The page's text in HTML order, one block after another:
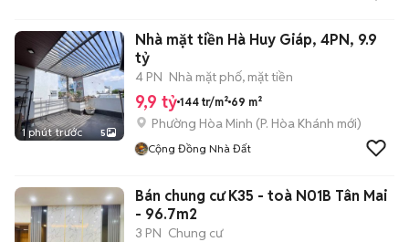
1 phút trước 5
Nhà mặt tiền Hà Huy Giáp, 4PN, 9.9
tỷ
4 PN Nhà mặt phố, mặt tiền
9,9 tỷ 144 tr/m² 69 m²
Phường Hòa Minh (P. Hòa Khánh mới)
Cộng Đồng Nhà Đất
Bán chung cư K35 - toà N01B Tân Mai
- 96.7m2
3 PN Chung cư